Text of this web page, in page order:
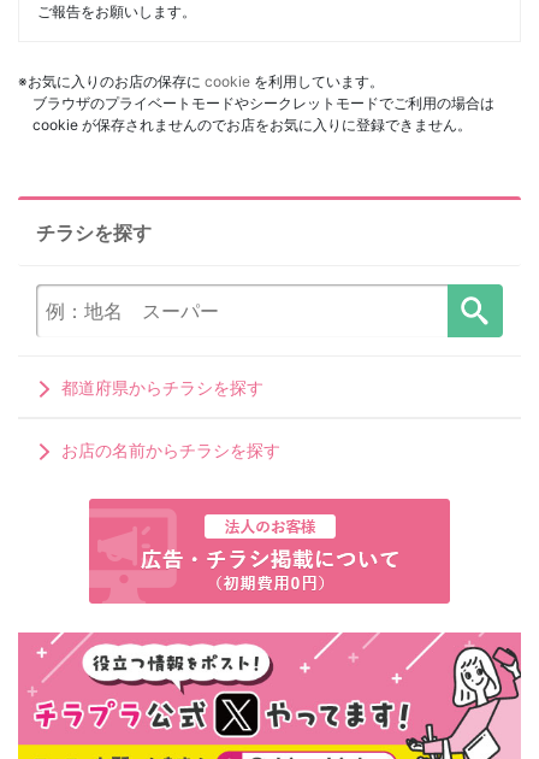
ご報告をお願いします。
※お気に入りのお店の保存に cookie を利用しています。
ブラウザのプライベートモードやシークレットモードでご利用の場合は
cookie が保存されませんのでお店をお気に入りに登録できません。
チラシを探す
都道府県からチラシを探す
お店の名前からチラシを探す